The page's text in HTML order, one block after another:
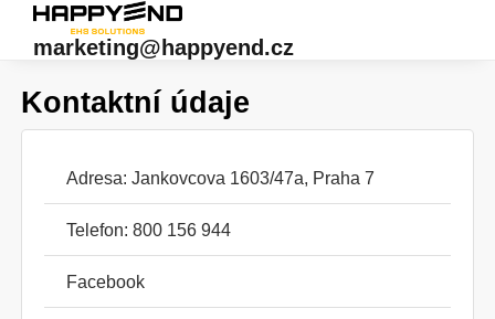
marketing@happyend.cz
Kontaktní údaje
Adresa: Jankovcova 1603/47a, Praha 7
Telefon: 800 156 944
Facebook